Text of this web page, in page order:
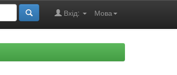
Мова
Вхід: